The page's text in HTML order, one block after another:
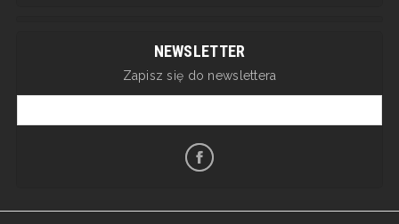
NEWSLETTER
Zapisz się do newslettera